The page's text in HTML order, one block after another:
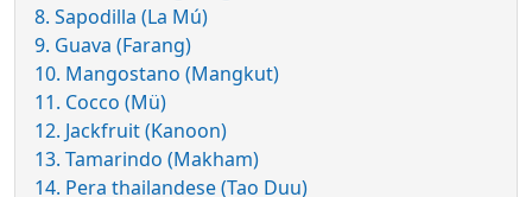
8. Sapodilla (La Mú)
9. Guava (Farang)
10. Mangostano (Mangkut)
11. Cocco (Mü)
12. Jackfruit (Kanoon)
13. Tamarindo (Makham)
14. Pera thailandese (Tao Duu)